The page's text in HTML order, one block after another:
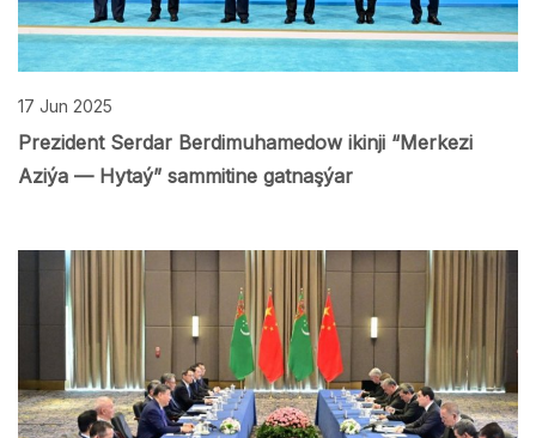
17 Jun 2025
Prezident Serdar Berdimuhamedow ikinji “Merkezi
Aziýa — Hytaý” sammitine gatnaşýar